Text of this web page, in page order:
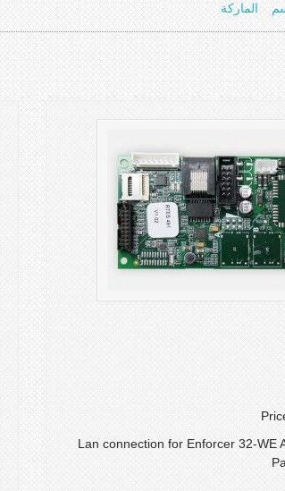
الماركة
Lan connection for Enforcer 32-WE